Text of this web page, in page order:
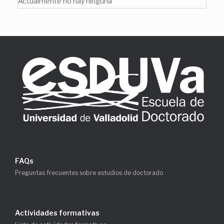
FAQs
Preguntas frecuentes sobre estudios de doctorado
Actividades formativas